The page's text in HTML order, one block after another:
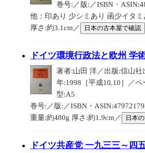
巻号:／版:／ISBN・
他：印あり 少シミあり 函少イタ
厚さ:約3.1cm／
日本の古本屋で確認
ドイツ環境行政法と欧州 学
著者:山田 洋／出版:信山社
年:1998［平成10.10］／ペ
型:A5
巻号:／版:／ISBN・
重量:約480g 厚さ:約1.9cm／
日本
ドイツ共産党 一九三三～四